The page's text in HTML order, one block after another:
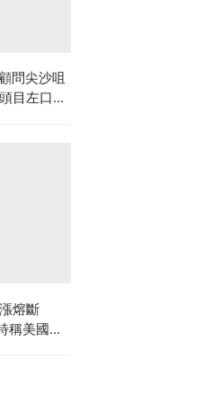
問尖沙咀
目左口落
熔斷
稱美國將